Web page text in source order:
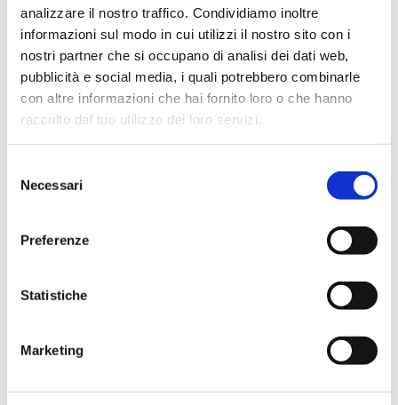
analizzare il nostro traffico. Condividiamo inoltre
informazioni sul modo in cui utilizzi il nostro sito con i
nostri partner che si occupano di analisi dei dati web,
pubblicità e social media, i quali potrebbero combinarle
con altre informazioni che hai fornito loro o che hanno
raccolto dal tuo utilizzo dei loro servizi.
delNecessari
Preferenze
Statistiche
Marketing
Editore
Bancaria Editrice
Anno
IVA assolta dall'editore
Sfoglia l'anteprima